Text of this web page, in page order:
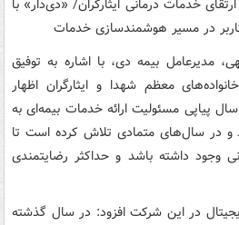
مدیرعامل بیمه دی، با اشاره به توفیق
معظم شهدا و ایثارگران اظهار
پیاپی مسئولیت ارائه خدمات بیمه‌ای به
و در سال‌های متمادی تلاش کرده است تا
وجود داشته باشد و حداکثر رضایتمندی
در این شرکت افزود: در سال گذشته